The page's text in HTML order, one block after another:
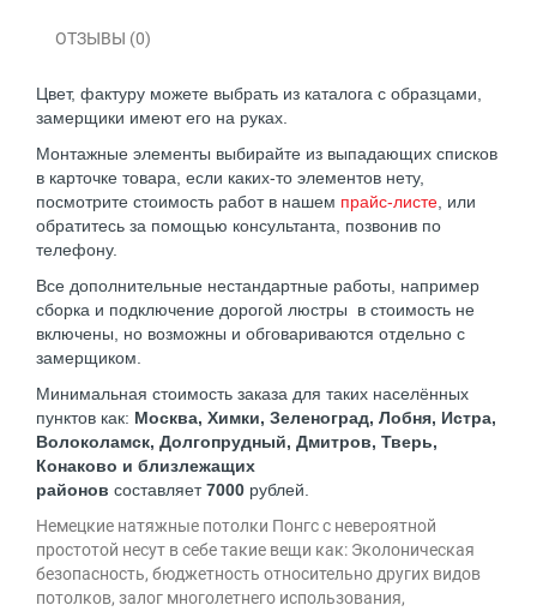
ОТЗЫВЫ (0)
Цвет, фактуру можете выбрать из каталога с образцами,
замерщики имеют его на руках.
Монтажные элементы выбирайте из выпадающих списков
в карточке товара, если каких-то элементов нету,
посмотрите стоимость работ в нашем прайс-листе, или
обратитесь за помощью консультанта, позвонив по
телефону.
Все дополнительные нестандартные работы, например
сборка и подключение дорогой люстры в стоимость не
включены, но возможны и обговариваются отдельно с
замерщиком.
Минимальная стоимость заказа для таких населённых
пунктов как: Москва, Химки, Зеленоград, Лобня, Истра,
Волоколамск, Долгопрудный, Дмитров, Тверь,
Конаково и близлежащих
районов составляет7000 рублей.
Немецкие натяжные потолки Понгс с невероятной
простотой несут в себе такие вещи как: Эколоническая
безопасность, бюджетность относительно других видов
потолков, залог многолетнего использования,